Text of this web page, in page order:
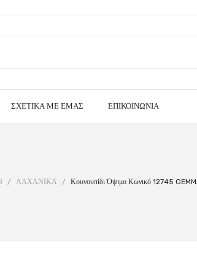
ΣΧΕΤΙΚΆ ΜΕ ΕΜΆΣ ΕΠΙΚΟΙΝΩΝΊΑ
/ ΛΑΧΑΝΙΚΑ / Κουνουπίδι Όψιμο Κωνικό 12745